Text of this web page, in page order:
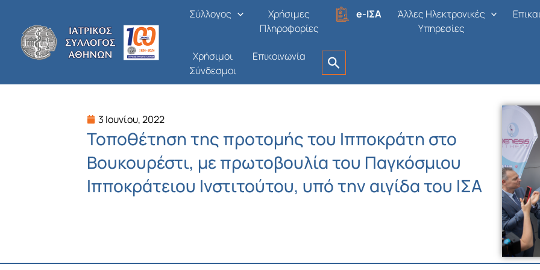
περιεχόμενο
Σύλλογος
Χρήσιμες
Πληροφορίες
e-ΙΣΑ
Άλλες Ηλεκτρονικές
Υπηρεσίες
Χρήσιμοι
Σύνδεσμοι
Επικοινωνία
3 Ιουνίου, 2022
Τοποθέτηση της προτομής του Ιπποκράτη στο
Βουκουρέστι, με πρωτοβουλία του Παγκόσμιου
Ιπποκράτειου Ινστιτούτου, υπό την αιγίδα του ΙΣΑ